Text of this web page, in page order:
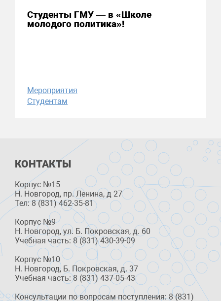
Студенты ГМУ — в «Школе
молодого политика»!
Мероприятия
Студентам
КОНТАКТЫ
Корпус №15
Н. Новгород, пр. Ленина, д 27
Тел: 8 (831) 462-35-81
Корпус №9
Н. Новгород, ул. Б. Покровская, д. 60
Учебная часть: 8 (831) 430-39-09
Корпус №10
Н. Новгород, Б. Покровская, д. 37
Учебная часть: 8 (831) 437-05-43
Консультации по вопросам поступления: 8 (831)